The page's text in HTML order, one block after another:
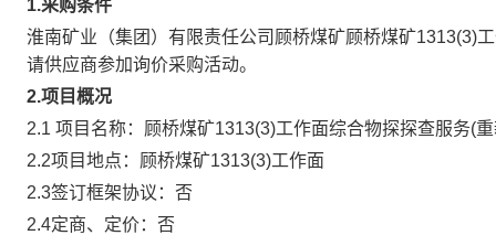
1.采购条件
淮南矿业（集团）有限责任公司顾桥煤矿顾桥煤矿1313(3)
请供应商参加询价采购活动。
2.项目概况
2.1 项目名称： 顾桥煤矿1313(3)工作面综合物探探查服务(
2.2项目地点： 顾桥煤矿1313(3)工作面
2.3签订框架协议： 否
2.4定商、定价： 否